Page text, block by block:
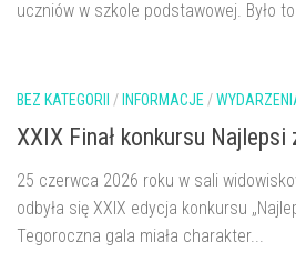
uczniów w szkole podstawowej. Było
BEZ KATEGORII / INFORMACJE/
XXIX Finał konkursu
25 czerwca 2026 roku w sali
odbyła się XXIX edycja konkursu
Tegoroczna gala miała charakter...